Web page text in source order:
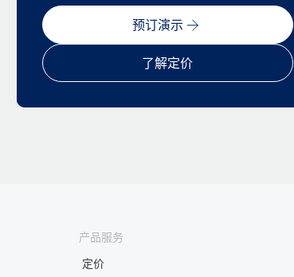
预订演示
了解定价
产品服务
定价